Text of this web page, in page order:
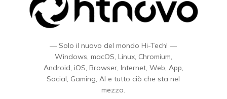
— Solo il nuovo del mondo Hi-Tech! —
Windows, macOS, Linux, Chromium,
Android, iOS, Browser, Internet, Web, App,
Social, Gaming, AI e tutto ciò che sta nel
mezzo.